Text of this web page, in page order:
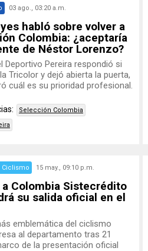
03 ago., 03:20 a.m.
habló sobre volver a
Colombia: ¿aceptaría
de Néstor Lorenzo?
Deportivo Pereira respondió si
Tricolor y dejó abierta la puerta,
cuál es su prioridad profesional.
Selección Colombia
Ciclismo 15 may., 09:10 p.m.
a Colombia Sistecrédito
su salida oficial en el
emblemática del ciclismo
al departamento tras 21
de la presentación oficial